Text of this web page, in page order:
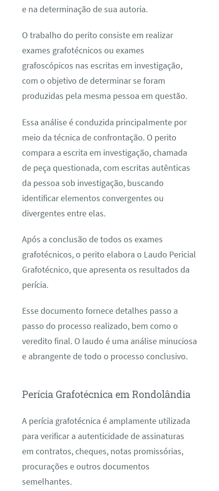
e na determinação de sua autoria.
O trabalho do perito consiste em realizar
exames grafotécnicos ou exames
grafoscópicos nas escritas em investigação,
com o objetivo de determinar se foram
produzidas pela mesma pessoa em questão.
Essa análise é conduzida principalmente por
meio da técnica de confrontação. O perito
compara a escrita em investigação, chamada
de peça questionada, com escritas autênticas
da pessoa sob investigação, buscando
identificar elementos convergentes ou
divergentes entre elas.
Após a conclusão de todos os exames
grafotécnicos, o perito elabora o Laudo Pericial
Grafotécnico, que apresenta os resultados da
perícia.
Esse documento fornece detalhes passo a
passo do processo realizado, bem como o
veredito final. O laudo é uma análise minuciosa
e abrangente de todo o processo conclusivo.
Perícia Grafotécnica em Rondolândia
A perícia grafotécnica é amplamente utilizada
para verificar a autenticidade de assinaturas
em contratos, cheques, notas promissórias,
procurações e outros documentos
semelhantes.